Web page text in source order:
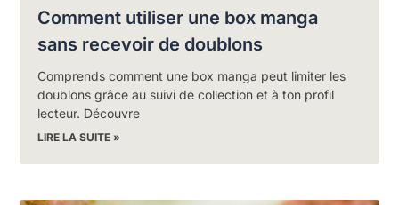
Comment utiliser une box manga
sans recevoir de doublons
Comprends comment une box manga peut limiter les
doublons grâce au suivi de collection et à ton profil
lecteur. Découvre
LIRE LA SUITE »